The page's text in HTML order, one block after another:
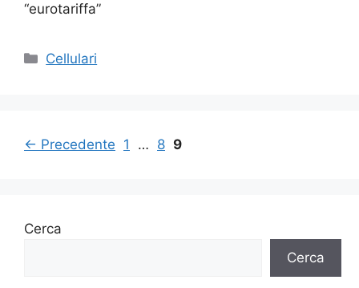
“eurotariffa”
Categorie
Cellulari
← Precedente Pagina
1 … Pagina
8 Pagina
9
Cerca
Cerca